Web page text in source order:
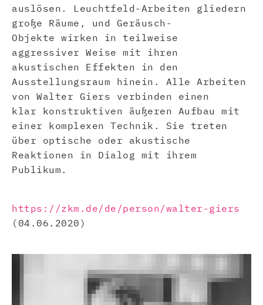
auslösen. Leuchtfeld-Arbeiten gliedern
große Räume, und Geräusch-
Objekte wirken in teilweise
aggressiver Weise mit ihren
akustischen Effekten in den
Ausstellungsraum hinein. Alle Arbeiten
von Walter Giers verbinden einen
klar konstruktiven äußeren Aufbau mit
einer komplexen Technik. Sie treten
über optische oder akustische
Reaktionen in Dialog mit ihrem
Publikum.
https://zkm.de/de/person/walter-giers
(04.06.2020)